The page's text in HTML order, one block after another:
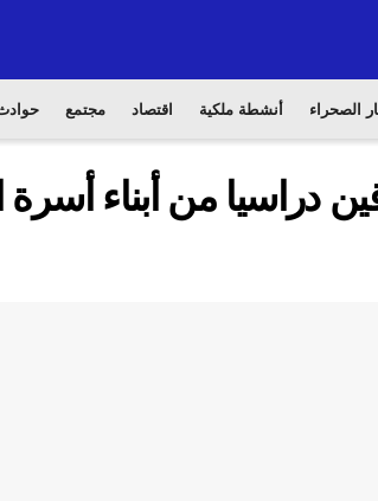
الصحراء أنشطة ملكية اقتصاد مجتمع
دراسيا من أبناء أسرة